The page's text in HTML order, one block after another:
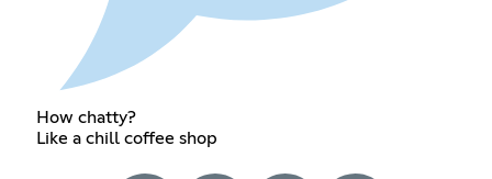
How chatty?
Like a chill coffee shop